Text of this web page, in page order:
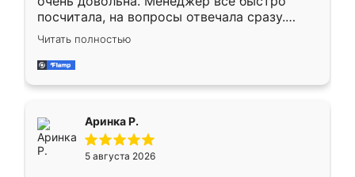
посчитала, на вопросы отвечала сразу.
Замерщик приехал в субботу, подошёл к
делу со всей ответственностью. Собрали
за день, ребята работали аккуратно, даже
Читать полностью
Аринка Р.
5 августа 2026